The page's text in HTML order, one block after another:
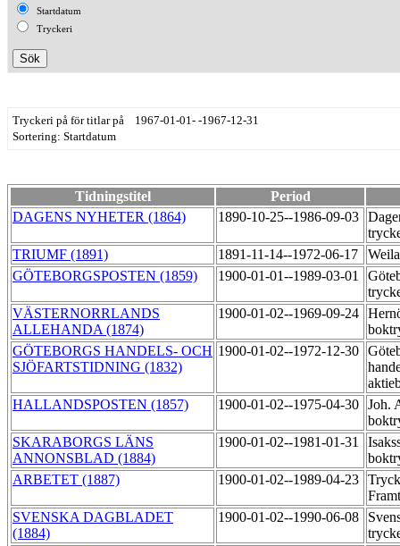
Startdatum
Tryckeri
Tryckeri på för titlar på 1967-01-01- -1967-12-31
Sortering: Startdatum
Tidningstitel
Period
DAGENS NYHETER (1864)
1890-10-25--1986-09-03
TRIUMF (1891)
1891-11-14--1972-06-17
GÖTEBORGSPOSTEN (1859)
1900-01-01--1989-03-01
VÄSTERNORRLANDS
ALLEHANDA (1874)
1900-01-02--1969-09-24
GÖTEBORGS HANDELS- OCH
SJÖFARTSTIDNING (1832)
1900-01-02--1972-12-30
HALLANDSPOSTEN (1857)
1900-01-02--1975-04-30 Joh.
SKARABORGS LÄNS
ANNONSBLAD (1884)
1900-01-02--1981-01-31
ARBETET (1887)
1900-01-02--1989-04-23
SVENSKA DAGBLADET
(1884)
1900-01-02--1990-06-08